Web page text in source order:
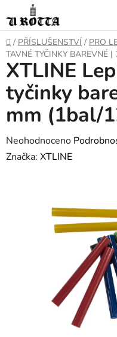
na
obsah
DOMŮ
/ PŘÍSLUŠENSTVÍ / PRO
TAVNÉ TYČINKY BAREVNÉ
XTLINE
tyčinky
mm (1bal/
Průměrné
hodnocení
Neohodnoceno
Značka: XTLINE